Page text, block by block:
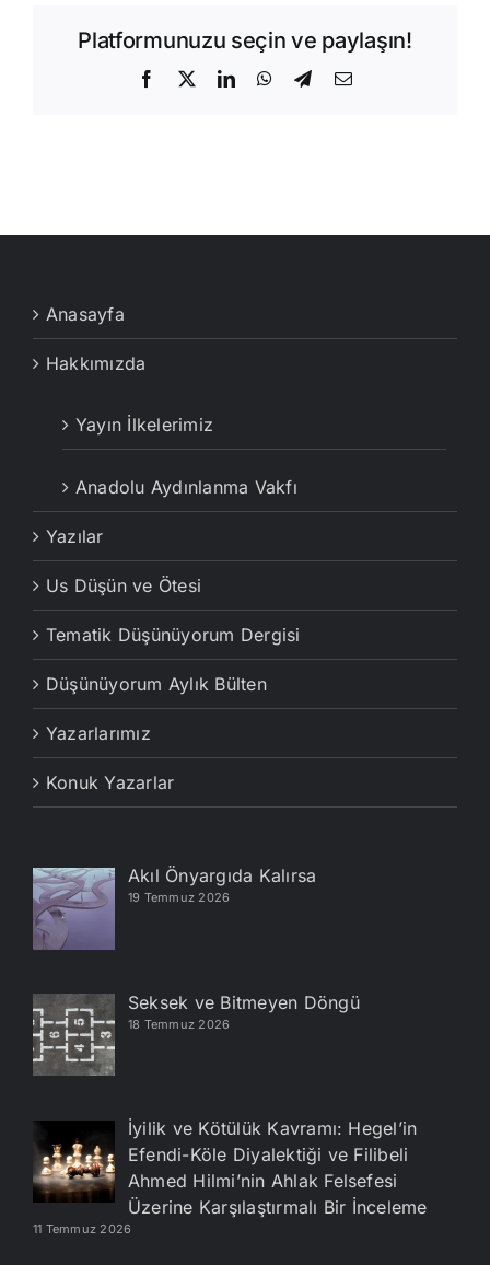
Platformunuzu seçin ve paylaşın!
Facebook
X LinkedInWhatsApp
Telegram
E-
Anasayfa
Hakkımızda
Yayın İlkelerimiz
Anadolu Aydınlanma Vakfı
Yazılar
Us Düşün ve Ötesi
Tematik Düşünüyorum Dergisi
Düşünüyorum Aylık Bülten
Yazarlarımız
Konuk Yazarlar
Akıl Önyargıda Kalırsa
19 Temmuz 2026
Seksek ve Bitmeyen Döngü
18 Temmuz 2026
İyilik ve Kötülük Kavramı: Hegel’in
Efendi-Köle Diyalektiği ve Filibeli
Ahmed Hilmi’nin Ahlak Felsefesi
Üzerine Karşılaştırmalı Bir İnceleme
11 Temmuz 2026